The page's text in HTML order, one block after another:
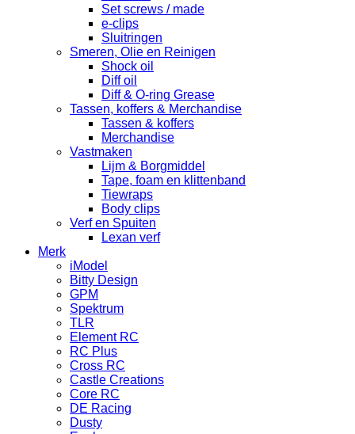
Set screws / made
e-clips
Sluitringen
Smeren, Olie en Reinigen
Shock oil
Diff oil
Diff & O-ring Grease
Tassen, koffers & Merchandise
Tassen & koffers
Merchandise
Vastmaken
Lijm & Borgmiddel
Tape, foam en klittenband
Tiewraps
Body clips
Verf en Spuiten
Lexan verf
Merk
iModel
Bitty Design
GPM
Spektrum
TLR
Element RC
RC Plus
Cross RC
Castle Creations
Core RC
DE Racing
Dusty